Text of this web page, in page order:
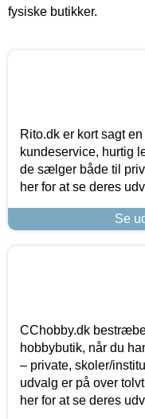
fysiske butikker.
Rito.dk er kort sagt
kundeservice, hurtig
de sælger både til
her for at se deres
Se
CChobby.dk
hobbybutik, når du
– private, skoler/
udvalg er på over
her for at se deres